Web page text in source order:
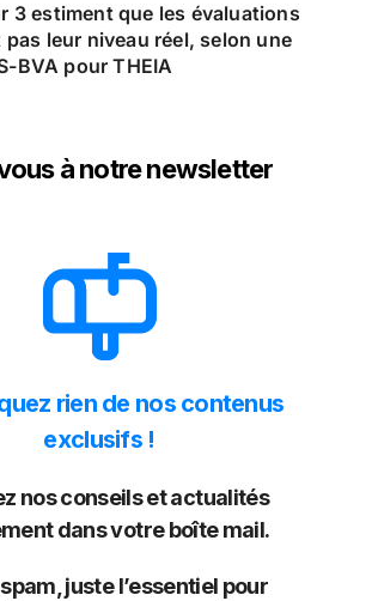
3 estiment que les évaluations
leur niveau réel, selon une
BVA pour THEIA
à notre newsletter
rien de nos contenus
exclusifs !
nos conseils et actualités
dans votre boîte mail.
juste l’essentiel pour